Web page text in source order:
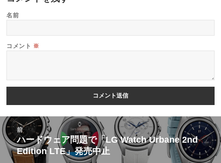
名前
コメント ※
投
稿
ナ
前
前
の
ハードウェア問題で「LG Watch Urbane 2nd
Edition LTE」発売中止